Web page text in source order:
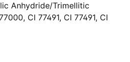
Anhydride/Trimellitic
CI 77491, CI 77491, CI